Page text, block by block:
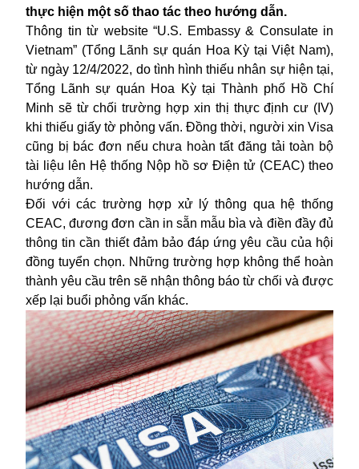
thực hiện một số thao tác theo hướng dẫn.
Thông tin từ website “U.S. Embassy & Consulate in
Vietnam” (Tổng Lãnh sự quán Hoa Kỳ tại Việt Nam),
từ ngày 12/4/2022, do tình hình thiếu nhân sự hiện tại,
Tổng Lãnh sự quán Hoa Kỳtại Thành phố Hồ Chí
Minh sẽ từ chối trường hợp xin thị thực định cư (IV)
khi thiếu giấy tờ phỏng vấn. Đồng thời, người xin Visa
cũng bị bác đơn nếu chưa hoàn tất đăng tải toàn bộ
tài liệu lên Hệ thống Nộp hồ sơ Điện tử (CEAC) theo
hướng dẫn.
Đối với các trường hợp xử lý thông qua hệ thống
CEAC, đương đơn cần in sẵn mẫu bìa và điền đầy đủ
thông tin cần thiết đảm bảo đáp ứng yêu cầu của hội
đồng tuyển chọn. Những trường hợp không thể hoàn
thành yêu cầu trên sẽ nhận thông báo từ chối và được
xếp lại buổi phỏng vấn khác.